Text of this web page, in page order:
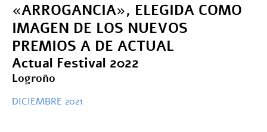
«ARROGANCIA», ELEGIDA COMO
IMAGEN DE LOS NUEVOS
PREMIOS A DE ACTUAL
Actual Festival 2022
Logroño
DICIEMBRE 2021